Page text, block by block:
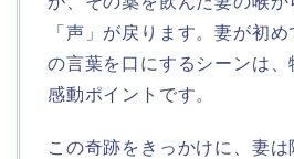
「声」が戻ります。妻が初
の言葉を口にするシーンは
感動ポイントです。
この奇跡をきっかけに、妻